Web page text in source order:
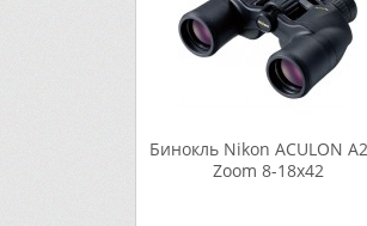
Бинокль Nikon ACULON
Zoom 8-18x42